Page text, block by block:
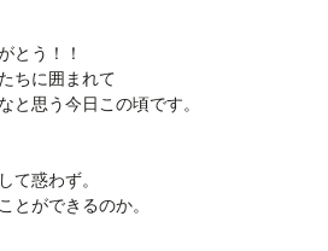
とう！！
ちに囲まれて
と思う今日この頃です。
て惑わず。
とができるのか。